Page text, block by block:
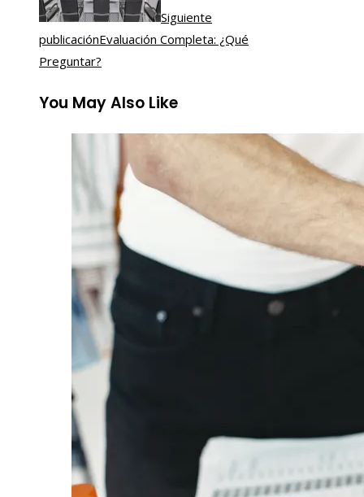
Siguiente
publicaciónEvaluación Completa: ¿Qué
Preguntar?
You May Also Like